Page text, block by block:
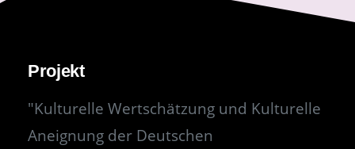
Projekt
"Kulturelle Wertschätzung und Kulturelle
Aneignung der Deutschen